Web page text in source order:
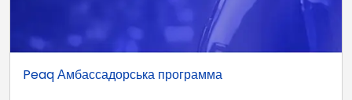
Peaq Амбассадорська программа